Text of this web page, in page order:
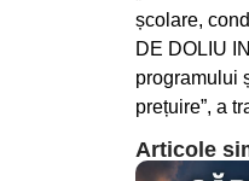
școlare,
DE DOLIU
programului
prețuire”, a
Articole